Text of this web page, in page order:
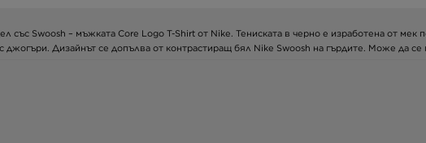
Swoosh – мъжката Core Logo T-Shirt от Nike. Тениската в черно е изработена от
джогъри. Дизайнът се допълва от контрастиращ бял Nike Swoosh на гърдите. Може да